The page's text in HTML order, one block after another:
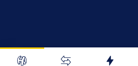
Nos derniers
24